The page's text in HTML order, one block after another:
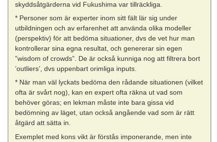
skyddsåtgärderna vid Fukushima var tillräckliga.
* Personer som är experter inom sitt fält lär sig under
utbildningen och av erfarenhet att använda olika modeller
(perspektiv) för att bedöma situationer, dvs de vet hur man
kontrollerar sina egna resultat, och genererar sin egen
”wisdom of crowds”. De är också kunniga nog att filtrera bort
’outliers’, dvs uppenbart orimliga inputs.
* När man väl lyckats bedöma den rådande situationen (vilket
ofta är svårt nog), kan en expert ofta räkna ut vad som
behöver göras; en lekman måste inte bara gissa vid
bedömning av läget, utan också angående vad som är rätt
åtgärd att sätta in.
Exemplet med kons vikt är förstås imponerande, men inte